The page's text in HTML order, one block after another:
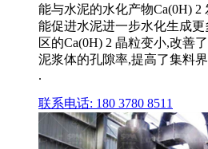
能与水泥的水化产物Ca(0H) 2
能促进水泥进一步水化生成
区的Ca(0H) 2 晶粒变小,改善
泥浆体的孔隙率,提高了集料
.
联系电话: 180 3780 8511